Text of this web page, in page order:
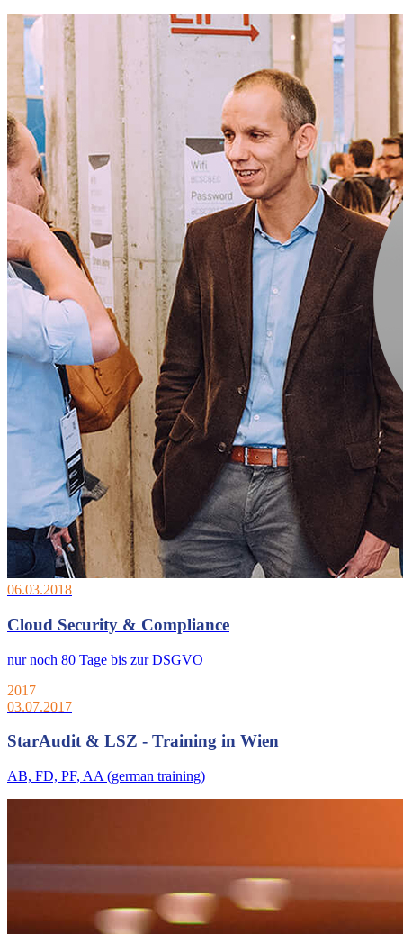
06.03.2018
Cloud Security & Compliance
nur noch 80 Tage bis zur DSGVO
2017
03.07.2017
StarAudit & LSZ - Training in Wien
AB, FD, PF, AA (german training)